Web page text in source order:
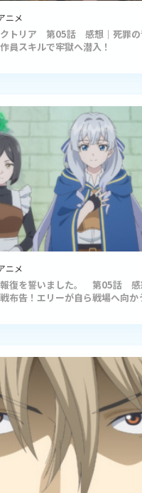
ニメ
クトリア 第05話 感想｜死罪の
員スキルで牢獄へ潜入！
ニメ
報復を誓いました。 第05話 感
布告！エリーが自ら戦場へ向か